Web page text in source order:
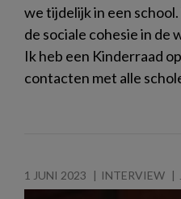
we tijdelijk in een
de sociale cohesie in de
Ik heb een Kinderraad
contacten met alle
1 JUNI 2023 INTERVIEW